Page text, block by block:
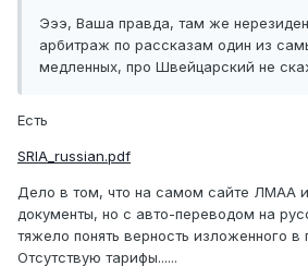
Эээ, Ваша правда, там же
арбитраж по рассказам один из
медленных, про Швейцарский не
Есть
SRIA_russian.pdf
Дело в том, что на самом сайте ЛМАА
документы, но с авто-переводом на
тяжело понять верность изложенного в
Отсутствую тарифы......